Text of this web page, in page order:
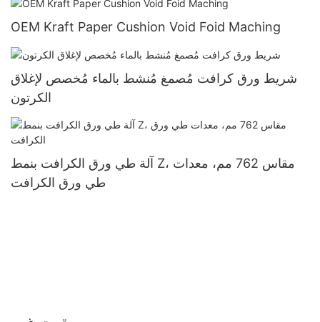
OEM Kraft Paper Cushion Void Foid Maching
شريط ورق كرافت مُصمغ مُنشط بالماء مُخصص لإغلاق
الكرتون
آلة طي ورق الكرافت بنمط Z، مقاس 762 مم، معدات
طي ورق الكرافت